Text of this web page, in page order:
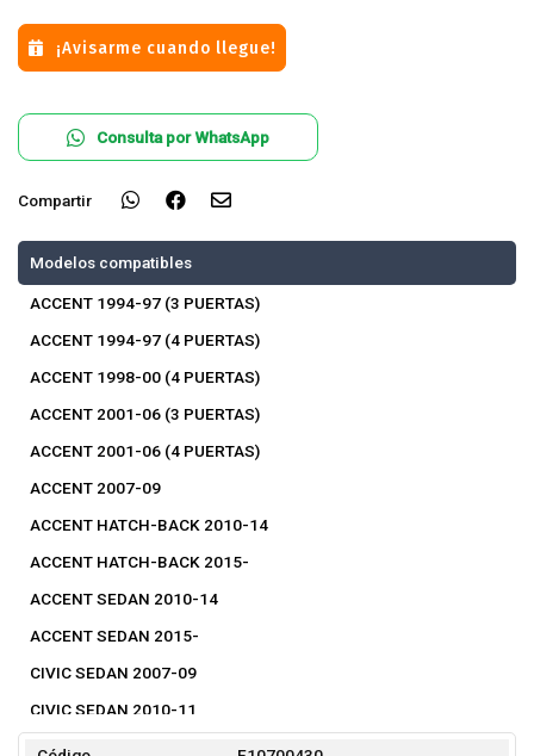
¡Avisarme cuando llegue!
Consulta por WhatsApp
Compartir
Modelos compatibles
ACCENT 1994-97 (3 PUERTAS)
ACCENT 1994-97 (4 PUERTAS)
ACCENT 1998-00 (4 PUERTAS)
ACCENT 2001-06 (3 PUERTAS)
ACCENT 2001-06 (4 PUERTAS)
ACCENT 2007-09
ACCENT HATCH-BACK 2010-14
ACCENT HATCH-BACK 2015-
ACCENT SEDAN 2010-14
ACCENT SEDAN 2015-
CIVIC SEDAN 2007-09
CIVIC SEDAN 2010-11
CIVIC SEDAN 2012-15